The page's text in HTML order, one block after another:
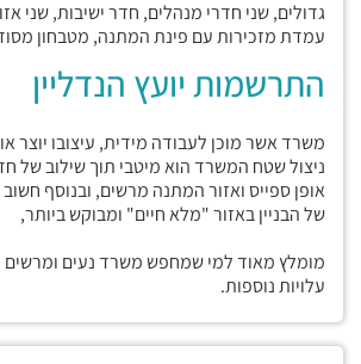
גדולים, שני חדרי מנהלים, חדר ישיבות, שני
עמדת מזכירות עם פינת המתנה, מטבחון
התרשמות יועץ הנדליין
משרד אשר מוכן לעבודה מידית, עיצובו יוצר
ניצול שטח המשרד הוא מיטבי תוך שילוב של
אופן ספייס ואזור המתנה מרשים, ובנוסף
של הבניין באזור "מלא חיים" ומבוקש ביותר,
מומלץ מאוד למי שמחפש משרד נעים ומרשים
עלויות נוספות.